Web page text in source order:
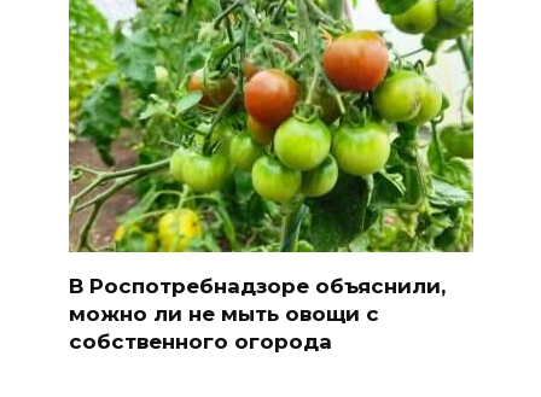
В Роспотребнадзоре объяснили,
можно ли не мыть овощи с
собственного огорода